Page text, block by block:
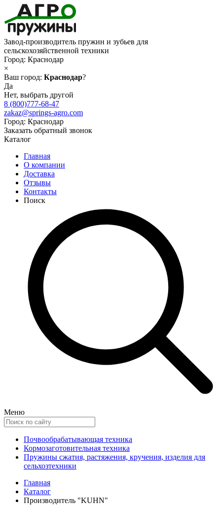
Завод-производитель пружин и зубьев для
сельскохозяйственной техники
Город: Краснодар
×
Ваш город: Краснодар?
Да
Нет, выбрать другой
8 (800)777-68-47
zakaz@springs-agro.com
Город: Краснодар
Заказать обратный звонок
Каталог
Главная
О компании
Доставка
Отзывы
Контакты
Поиск
Меню
Почвообрабатывающая техника
Кормозаготовительная техника
Пружины сжатия, растяжения, кручения, изделия для
сельхозтехники
Главная
Каталог
Производитель "KUHN"